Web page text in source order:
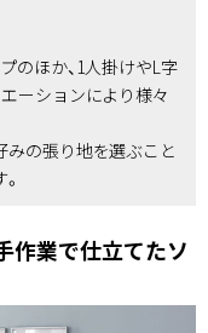
のほか、1人掛けやL字
ーションにより様々
の張り地を選ぶこと
作業で仕立てたソ